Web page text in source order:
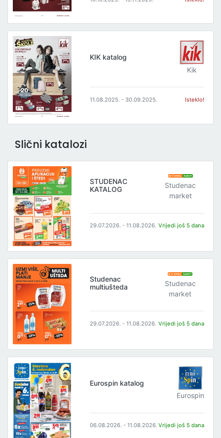
KIK katalog
Kik
11.08.2025. - 30.09.2025. Isteklo!
Slični katalozi
STUDENAC
KATALOG
Studenac
market
29.07.2026. - 11.08.2026. Vrijedi još 5 dana
Studenac
multiušteda
Studenac
market
29.07.2026. - 11.08.2026. Vrijedi još 5 dana
Eurospin katalog
Eurospin
06.08.2026. - 11.08.2026. Vrijedi još 5 dana